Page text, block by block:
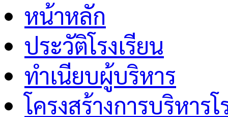
หน้าหลัก
ประวัติโรงเรียน
ทำเนียบผู้บริหาร
โครงสร้างการบริหารโ